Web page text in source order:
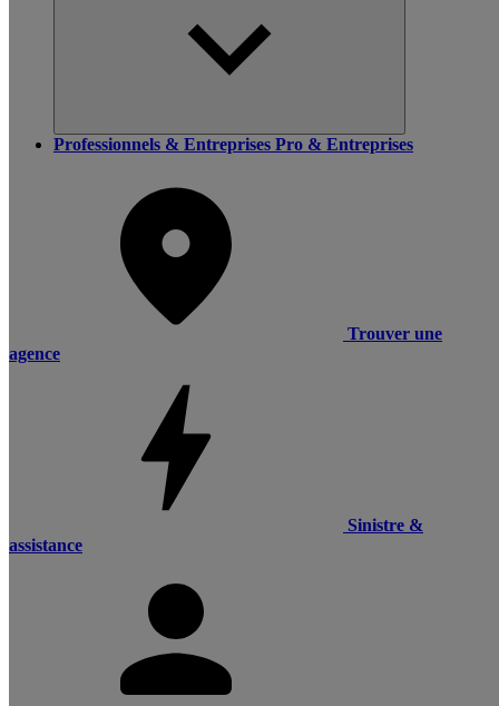
Professionnels & Entreprises Pro & Entreprises
Trouver une
agence
Sinistre &
assistance